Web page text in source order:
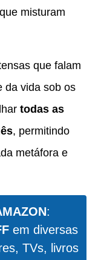
misturam
que falam
da vida sob os
todas as
, permitindo
metáfora e
:
em diversas
TVs, livros